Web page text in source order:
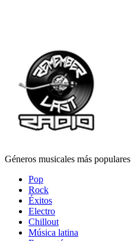
Géneros musicales más populares
Pop
Rock
Éxitos
Electro
Chillout
Música latina